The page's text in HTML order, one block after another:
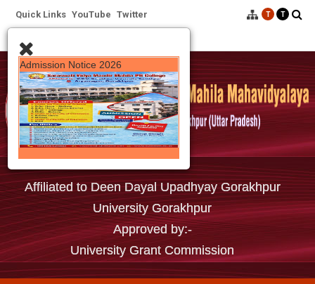
Quick Links YouTube Twitter
T T
Affiliated to Deen Dayal Upadhyay Gorakhpur
University Gorakhpur
Approved by:-
University Grant Commission
Close
Admission Notice 2026